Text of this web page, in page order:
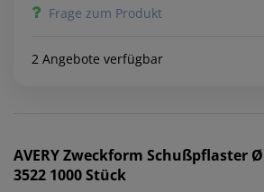
Frage zum Produkt
2 Angebote verfügbar
AVERY Zweckform Schußpflaster
3522 1000 Stück